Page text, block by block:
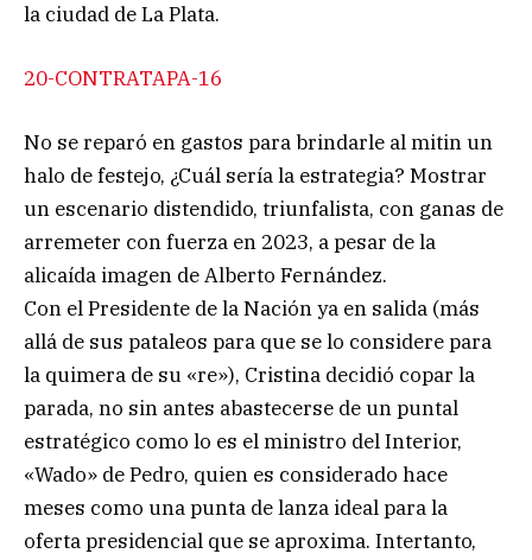
la ciudad de La Plata.
20-CONTRATAPA-16
No se reparó en gastos para brindarle al mitin un
halo de festejo, ¿Cuál sería la estrategia? Mostrar
un escenario distendido, triunfalista, con ganas de
arremeter con fuerza en 2023, a pesar de la
alicaída imagen de Alberto Fernández.
Con el Presidente de la Nación ya en salida (más
allá de sus pataleos para que se lo considere para
la quimera de su «re»), Cristina decidió copar la
parada, no sin antes abastecerse de un puntal
estratégico como lo es el ministro del Interior,
«Wado» de Pedro, quien es considerado hace
meses como una punta de lanza ideal para la
oferta presidencial que se aproxima. Intertanto,